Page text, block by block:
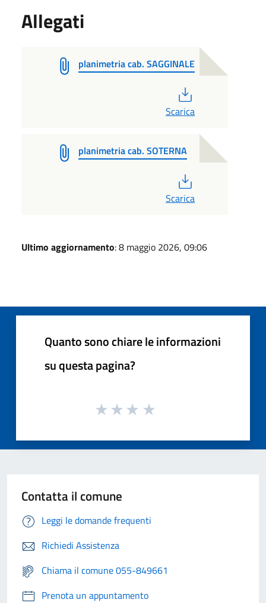
Allegati
planimetria cab. SAGGINALE
Scarica
planimetria cab. SOTERNA
Scarica
Ultimo aggiornamento: 8 maggio 2026, 09:06
Quanto sono chiare le informazioni
su questa pagina?
Contatta il comune
Leggi le domande frequenti
Richiedi Assistenza
Chiama il comune 055-849661
Prenota un appuntamento